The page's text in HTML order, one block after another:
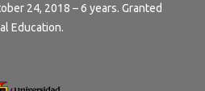
24, 2018 – 6 years. Granted
Education.